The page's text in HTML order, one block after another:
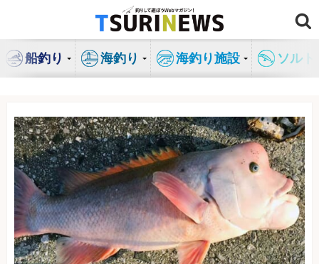
ン
船釣り 海釣り 海釣り施設 ソル